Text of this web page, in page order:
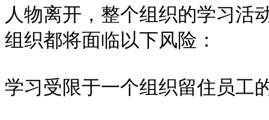
人物离开，整个组织的学习活
组织都将面临以下风险：
学习受限于一个组织留住员工